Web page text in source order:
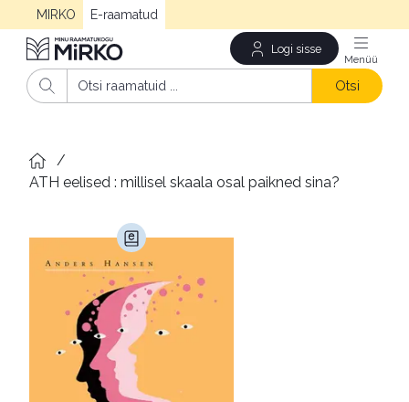
MIRKO E-raamatud
Logi sisse
Otsi
/
ATH eelised : millisel skaala osal paikned sina?